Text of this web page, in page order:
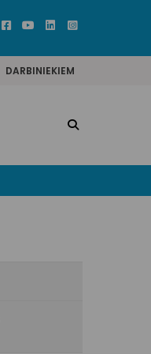
DARBINIEKIEM